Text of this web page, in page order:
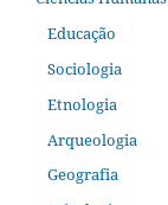
Educação
Sociologia
Etnologia
Arqueologia
Geografia